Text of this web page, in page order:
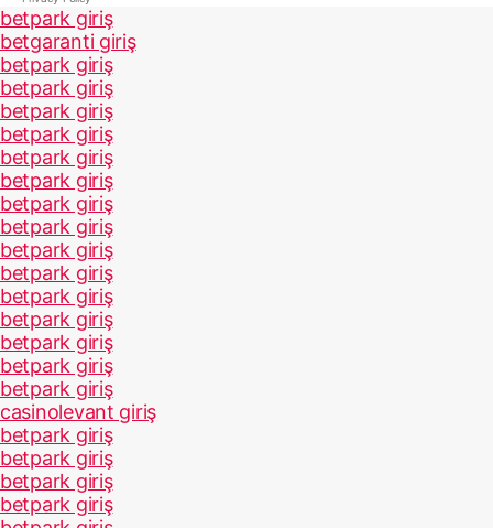
betpark giriş
betgaranti giriş
betpark giriş
betpark giriş
betpark giriş
betpark giriş
betpark giriş
betpark giriş
betpark giriş
betpark giriş
betpark giriş
betpark giriş
betpark giriş
betpark giriş
betpark giriş
betpark giriş
betpark giriş
casinolevant giriş
betpark giriş
betpark giriş
betpark giriş
betpark giriş